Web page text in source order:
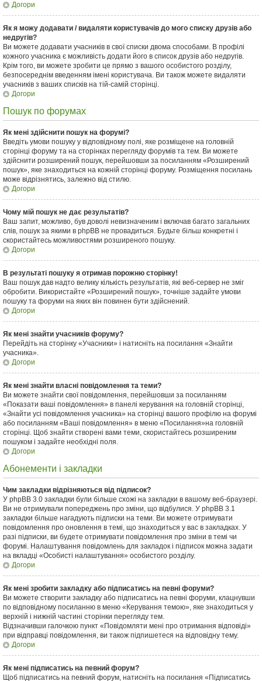
Догори
Як я можу додавати / видаляти користувачів до мого списку друзів або
недругів?
Ви можете додавати учасників в свої списки двома способами. В профілі
кожного учасника є можливість додати його в список друзів або недругів.
Крім того, ви можете зробити це прямо з вашого особистого розділу,
безпосереднім введенням імені користувача. Ви також можете видаляти
учасників з ваших списків на тій-самій сторінці.
Догори
Пошук по форумах
Як мені здійснити пошук на форумі?
Введіть умови пошуку у відповідному полі, яке розміщене на головній
сторінці форуму та на сторінках перегляду форумів та тем. Ви можете
здійснити розширений пошук, перейшовши за посиланням «Розширений
пошук», яке знаходиться на кожній сторінці форуму. Розміщення посилань
може відрізнятись, залежно від стилю.
Догори
Чому мій пошук не дає результатів?
Ваш запит, можливо, був доволі невизначеним і включав багато загальних
слів, пошук за якими в phpBB не провадиться. Будьте більш конкретні і
скористайтесь можливостями розширеного пошуку.
Догори
В результаті пошуку я отримав порожню сторінку!
Ваш пошук дав надто велику кількість результатів, які веб-сервер не зміг
обробити. Використайте «Розширений пошук», точніше задайте умови
пошуку та форуми на яких він повинен бути здійснений.
Догори
Як мені знайти учасників форуму?
Перейдіть на сторінку «Учасники» і натисніть на посилання «Знайти
учасника».
Догори
Як мені знайти власні повідомлення та теми?
Ви можете знайти свої повідомлення, перейшовши за посиланням
«Показати ваші повідомлення» в панелі керування на головній сторінці,
«Знайти усі повідомлення учасника» на сторінці вашого профілю на форумі
або посиланням «Ваші повідомлення» в меню «Посилання»на головній
сторінці. Щоб знайти створені вами теми, скористайтесь розширеним
пошуком і задайте необхідні поля.
Догори
Абонементи і закладки
Чим закладки відрізняються від підписок?
У phpBB 3.0 закладки були більше схожі на закладки в вашому веб-браузері.
Ви не отримували попереджень про зміни, що відбулися. У phpBB 3.1
закладки більше нагадують підписки на теми. Ви можете отримувати
повідомлення про оновлення в темі, що знаходиться у вас в закладках. У
разі підписки, ви будете отримувати повідомлення про зміни в темі чи
форумі. Налаштування повідомлень для закладок і підписок можна задати
на вкладці «Особисті налаштування» особистого розділу.
Догори
Як мені зробити закладку або підписатись на певні форуми?
Ви можете створити закладку або підписатись на певні форуми, клацнувши
по відповідному посиланню в меню «Керування темою», яке знаходиться у
верхній і нижній частині сторінки перегляду тем.
Відзначивши галочкою пункт «Повідомляти мені про отримання відповіді»
при відправці повідомлення, ви також підпишетеся на відповідну тему.
Догори
Як мені підписатись на певний форум?
Щоб підписатись на певний форум, натисніть на посилання «Підписатись